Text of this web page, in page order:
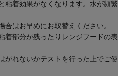
粘着効果がなくなります。水が頻繁
はお早めにお取替えください。
着部分が残ったりレンジフードの表
がれないかテストを行った上でご使